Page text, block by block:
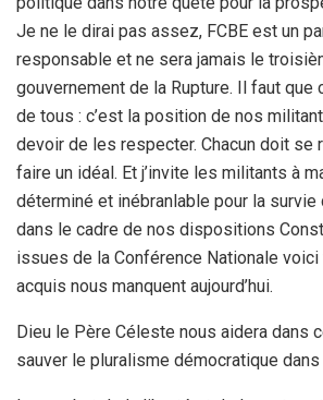
Je ne le dirai pas assez, FCBE est un
responsable et ne sera jamais le
gouvernement de la Rupture. Il faut que
de tous : c’est la position de nos
devoir de les respecter. Chacun doit se
faire un idéal. Et j’invite les militants à
déterminé et inébranlable pour la survie
dans le cadre de nos dispositions
issues de la Conférence Nationale
acquis nous manquent aujourd’hui.
Dieu le Père Céleste nous aidera dans
sauver le pluralisme démocratique